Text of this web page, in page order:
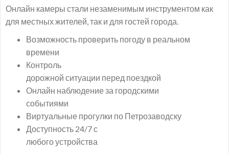
Онлайн камеры стали незаменимым инструментом как
для местных жителей, так и для гостей города.
Возможность проверить погоду в реальном
времени
Контроль
дорожной ситуации перед поездкой
Онлайн наблюдение за городскими
событиями
Виртуальные прогулки по Петрозаводску
Доступность 24/7 с
любого устройства